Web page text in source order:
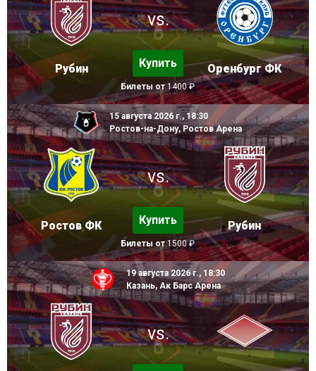
Рубин
vs.
Купить
Билеты от1400 ₽
Оренбург ФК
15 августа 2026 г., 18:30
Ростов-на-Дону, Ростов Арена
Ростов ФК
vs.
Купить
Билеты от1500 ₽
Рубин
19 августа 2026 г., 18:30
Казань, Ак Барс Арена
vs.